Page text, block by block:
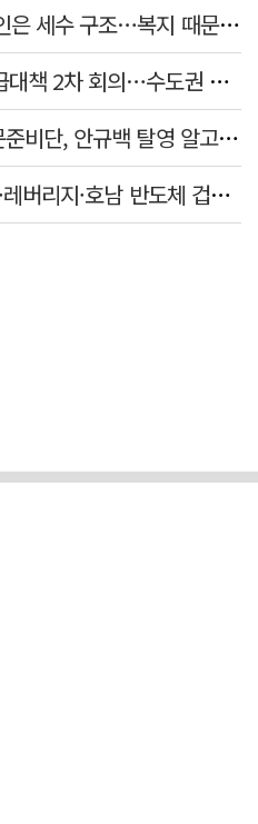
추미애 "경기도 재정난 원인은 세수 구조…복지 때문 아냐"
李대통령, 오늘 부동산 공급대책 2차 회의…수도권 공급안 논의
[단독] 김영수 "국방부 청문준비단, 안규백 탈영 알고있었다"
정청래, 靑 겨냥... "신천지·레버리지·호남 반도체 겁박 사과하라"